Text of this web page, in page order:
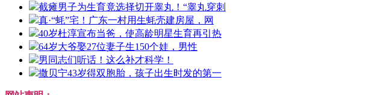
截瘫男子为生育竟选择切开睾丸！“睾丸穿刺
真·“蚝”宅！广东一村用生蚝壳建房屋，网
40岁杜淳宣布当爸，使高龄明星生育再引热
64岁大爷娶27位妻子生150个娃，男性
男同志们听话！这么补才科学！
撒贝宁43岁得双胞胎，孩子出生时发的第一